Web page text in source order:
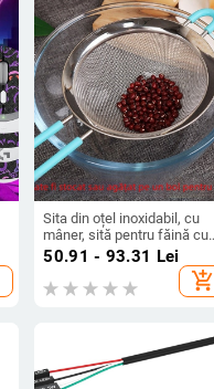
Sita din oțel inoxidabil, cu
mâner, sită pentru făină cu
plasă ultra-fină pentru
cernerea făinii, zahărului și
pudrelor
50.91 - 93.31 Lei
add_shopping_cart